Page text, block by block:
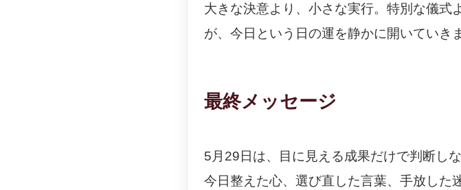
大きな決意より、小さな実行。特別な儀式
が、今日という日の運を静かに開いていき
最終メッセージ
5月29日は、目に見える成果だけで判断し
今日整えた心、選び直した言葉、手放した